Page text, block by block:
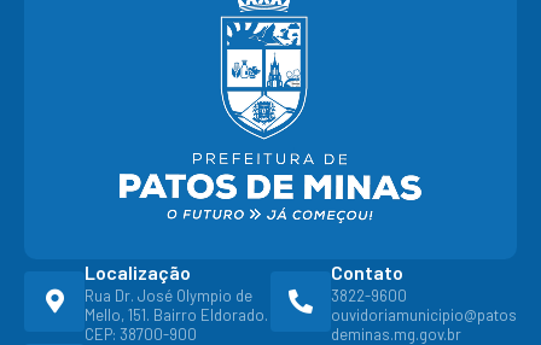
Localização
Rua Dr. José Olympio de
Mello, 151. Bairro Eldorado.
CEP: 38700-900
Contato
3822-9600
ouvidoriamunicipio@patos
deminas.mg.gov.br